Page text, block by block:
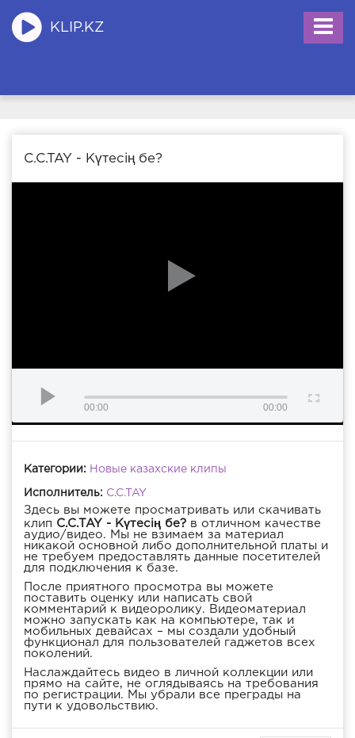
KLIP.KZ
C.C.TAY - Күтесің бе?
00:00 00:00
Категории: Новые казахские клипы
Исполнитель: C.C.TAY
Здесь вы можете просматривать или скачивать
клип C.C.TAY - Күтесің бе? в отличном качестве
аудио/видео. Мы не взимаем за материал
никакой основной либо дополнительной платы и
не требуем предоставлять данные посетителей
для подключения к базе.
После приятного просмотра вы можете
поставить оценку или написать свой
комментарий к видеоролику. Видеоматериал
можно запускать как на компьютере, так и
мобильных девайсах – мы создали удобный
функционал для пользователей гаджетов всех
поколений.
Наслаждайтесь видео в личной коллекции или
прямо на сайте, не оглядываясь на требования
по регистрации. Мы убрали все преграды на
пути к удовольствию.